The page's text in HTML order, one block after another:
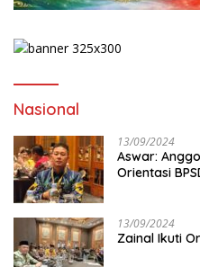
Nasional
13/09/2024
Aswar:
Orientasi
13/09/2024
Zainal Ikuti